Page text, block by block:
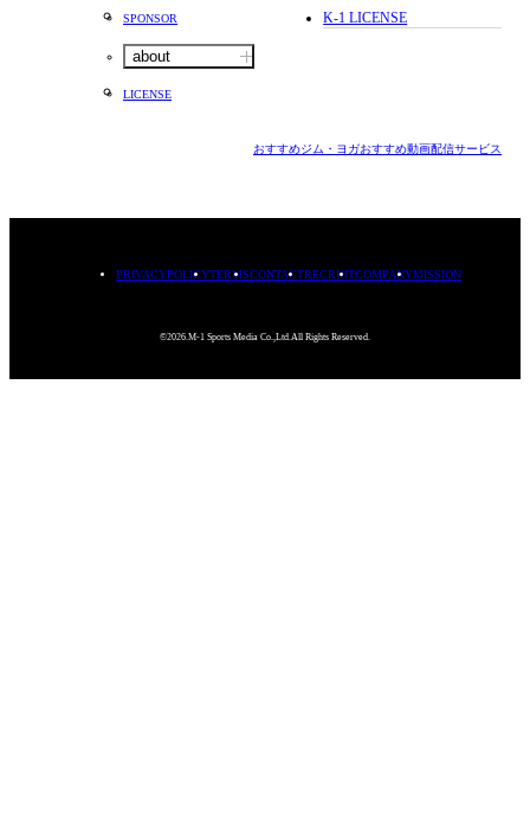
SPONSOR
about
LICENSE
K-1 LICENSE
おすすめジム・ヨガおすすめ動画配信サービス
PRIVACYPOLICYTERMSCONTACTRECRUITCOMPANYMISSION
©2026.M-1 Sports Media Co.,Ltd.All Rights Reserved.